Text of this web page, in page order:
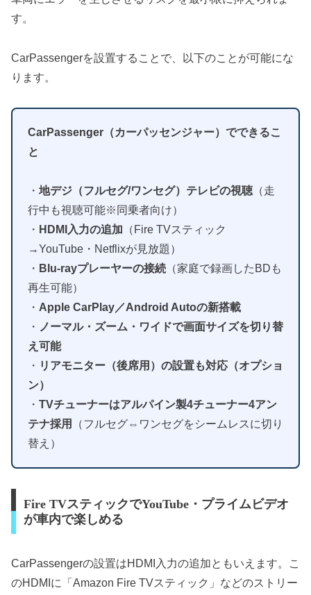
す。
CarPassengerを設置することで、以下のことが可能にな
ります。
CarPassenger（カーパッセンジャー）でできるこ
と
・ 地デジ（フルセグ/ワンセグ）テレビの視聴（走
行中も視聴可能※同乗者向け）
・ HDMI入力の追加 （Fire TVスティック
→YouTube・Netflixが見放題）
・ Blu-rayプレーヤーの接続 （家庭で録画したBDも
再生可能）
・ Apple CarPlay／Android Autoの新搭載
・ ノーマル・ズーム・ワイドで画面サイズを切り替
え可能
・ リアモニター（後席用）の設置も対応（オプショ
ン）
・ TVチューナーはアルパイン製4チューナー4アン
テナ採用
（フルセグ⇔ワンセグをシームレスに切り
替え）
Fire TVスティックでYouTube・プライムビデオ
が車内で楽しめる
CarPassengerの設置はHDMI入力の追加ともいえます。こ
のHDMIに「Amazon Fire TVスティック」などのストリー